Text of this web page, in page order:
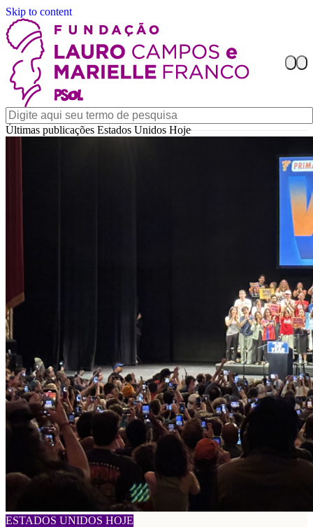
Skip to content
Últimas publicações Estados Unidos Hoje
ESTADOS UNIDOS HOJE
21/07/2026